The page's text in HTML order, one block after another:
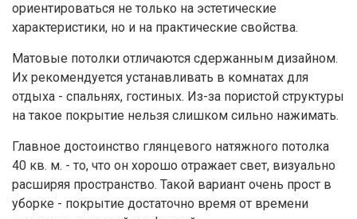
ориентироваться не только на эстетические
характеристики, но и на практические свойства.
Матовые потолки отличаются сдержанным дизайном.
Их рекомендуется устанавливать в комнатах для
отдыха - спальнях, гостиных. Из-за пористой структуры
на такое покрытие нельзя слишком сильно нажимать.
Главное достоинство глянцевого натяжного потолка
40 кв. м. - то, что он хорошо отражает свет, визуально
расширяя пространство. Такой вариант очень прост в
уборке - покрытие достаточно время от времени